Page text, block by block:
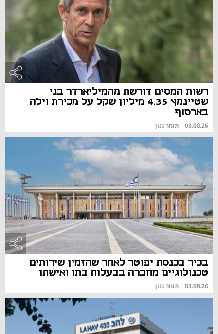
רשות המסים דורשת מהמיליארדר בני
שטיינמץ 4.35 מיליון שקל על מכירת וילה
בארסוף
03.08.26
| תומר גנון
בכיר בכנסת יפוטר לאחר שהזמין שירותים
טכנולוגיים מחברה בבעלות בתו ואישתו
03.08.26
| תומר גנון